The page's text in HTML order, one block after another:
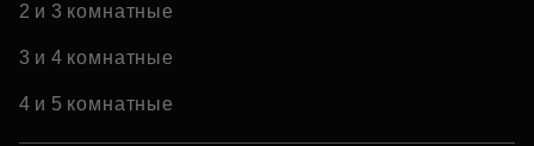
2 и 3 комнатные
3 и 4 комнатные
4 и 5 комнатные